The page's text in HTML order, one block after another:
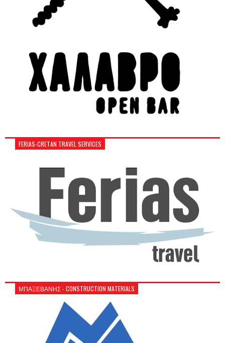
FERIAS-CRETAN TRAVEL SERVICES
ΜΠΑΞΕΒΑΝΗΣ - CONSTRUCTION MATERIALS